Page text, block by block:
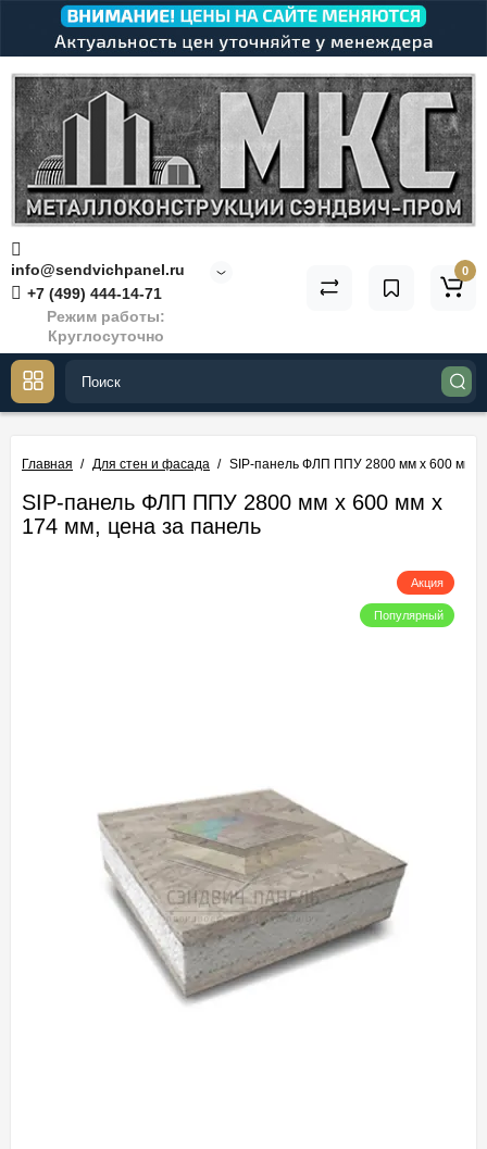
info@sendvichpanel.ru
+7 (499) 444-14-71
Режим работы:
Круглосуточно
0
Главная Для стен и фасада SIP-панель ФЛП ППУ 2800 мм х 600 мм х
SIP-панель ФЛП ППУ 2800 мм х 600 мм х
174 мм, цена за панель
Акция
Популярный